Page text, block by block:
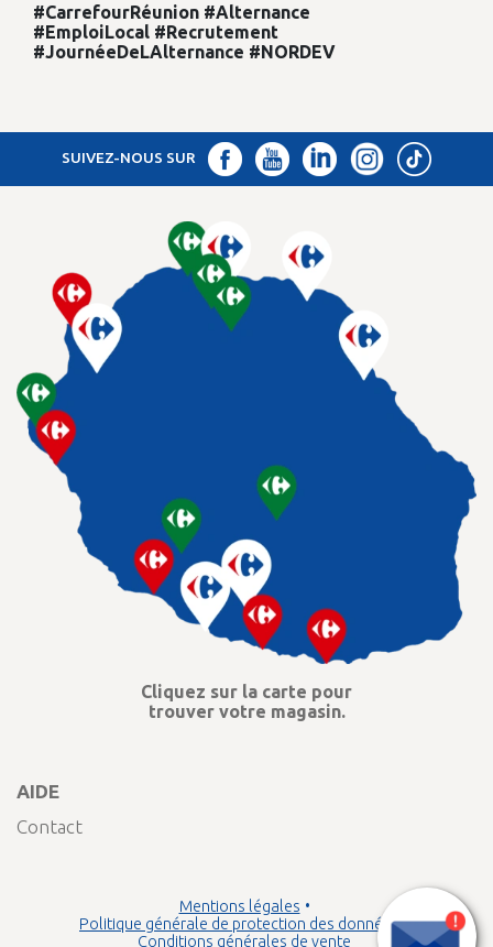
#CarrefourRéunion #Alternance
#EmploiLocal #Recrutement
#JournéeDeLAlternance #NORDEV
SUIVEZ-NOUS SUR
AIDE
Contact
Cliquez sur la carte pour
trouver votre magasin.
Mentions légales
Politique générale de protection des données
Conditions générales de vente